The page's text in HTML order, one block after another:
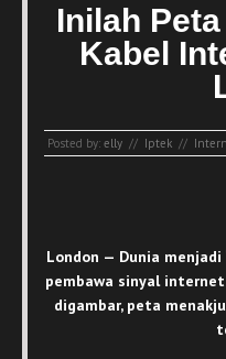
Inilah
Kabel
Posted by: elly // Iptek //
London — Dunia menjadi
pembawa sinyal
digambar, peta